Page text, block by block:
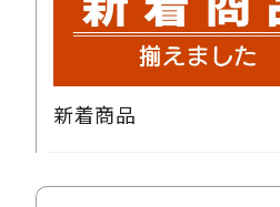
新着商品